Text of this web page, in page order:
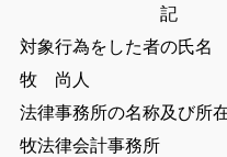
記
対象行為をした者の氏名
牧 尚人
法律事務所の名称及び所
牧法律会計事務所